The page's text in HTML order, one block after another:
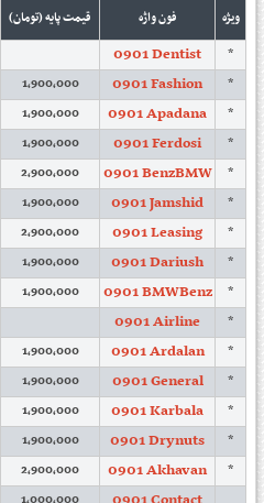
ویژه فون واژه قیمت پایه (تومان)
*
0901 Dentist
*
0901 Fashion
1,900,000
*
0901 Apadana
1,900,000
*
0901 Ferdosi
1,900,000
*
0901 BenzBMW
2,900,000
*
0901 Jamshid
1,900,000
*
0901 Leasing
2,900,000
*
0901 Dariush
1,900,000
*
0901 BMWBenz
1,900,000
*
0901 Airline
*
0901 Ardalan
1,900,000
*
0901 General
1,900,000
*
0901 Karbala
1,900,000
*
0901 Drynuts
1,900,000
*
0901 Akhavan
2,900,000